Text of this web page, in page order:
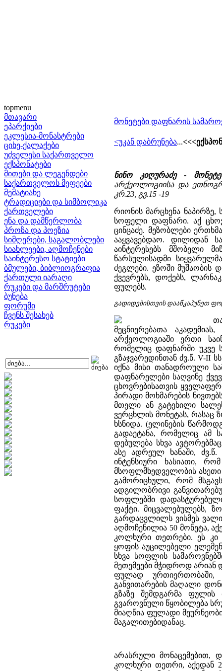
topmenu
მთავარი
ეპარქიები
ეკლესია-მონასტრები
ციხე-ქალაქები
უძველესი საქართველო
ექსპონატები
მითები და ლეგენდები
საქართველოს მეფეები
მემატიანე
ტრადიციები და სიმბოლიკა
ქართველები
ენა და დამწერლობა
პროზა და პოეზია
სიმღერები, საგალობლები
სიახლეები, აღმოჩენები
საინტერესო სტატიები
ბმულები, ბიბლიოგრაფია
ქართული იარაღი
რუკები და მარშრუტები
ბუნება
ფორუმი
ჩვენს შესახებ
რუკები
მონეტები დაფნარის
<უკან დაბრუნება...
ნინო კიღურაძე -
არქეოლოგიისა და
კრ.23, გვ.15 -19
რიონის მარცხენა
სოფელი დაფნარი. აქ
ცინცაძე. მეზობლები
ააყვავებდაო. დილიდან
აინტერესებს მშობელი
წარსულისადმი
ძეგლები. ეზოში მუშაობის
ქვევრებს, დოქებს,
ფულებს.
გადიდებისთვის დააწკაპუნეთ
მეცნიერებათა
არქეოლოგიაში ერთი
რომელიც დაფნარში უკვე
გზაჯვარედინთან ძვ.წ. V-
იქნა მისი თანადროული
დაფნარელები საღვინე
ცხოვრებისათვის
პირადი მოხმარების
მთელი ან გატეხილი
ვერცხლის მონეტას, რასაც
ხსნიდა. (ელინების
გადაეტანა, რომელიც ამ
დებულება სხვა
ასე ადრეულ ხანაში,
ინტენსიური ხასიათი,
მსოფლმხედველობის
გამორიცხული, რომ
ადგილობრივი
სოფლებში
ფაქტი. მიცვალებულებს,
გარდაცვლილს ვისმეს ვალი
აღმოჩენილია 50 მონეტა,
კოლხური თეთრები. ეს კი
ყოფის აუცილებელი
სხვა სოფლის
მეთემეები მჭიდროდ არიან
ფულად ურთიერთობაში,
განვითარების მაღალი
გზაზე შემდგარმა
გვაროვნული წყობილება
მიაღწია ფულადი
მაგალითებიდანაც.
არასრული მონაცემებით,
კოლხური თეთრი, აქედან